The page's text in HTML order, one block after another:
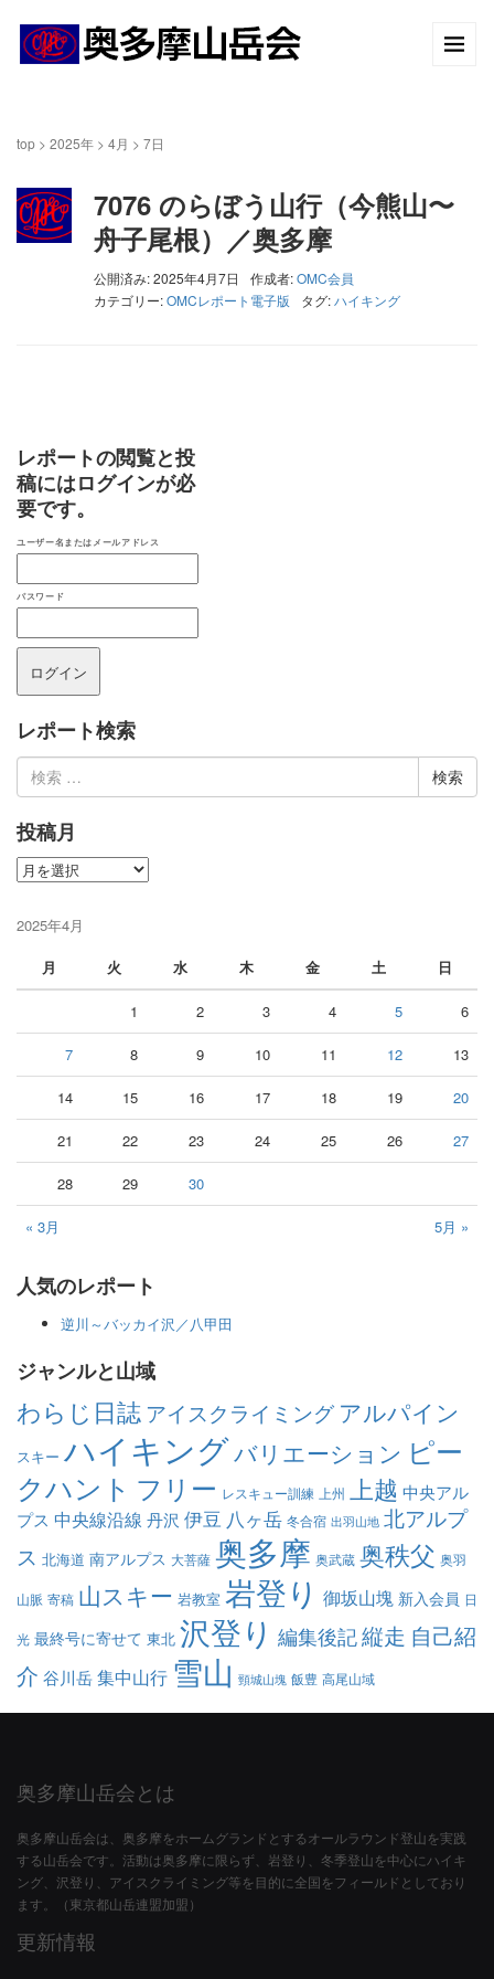
top > 2025年 > 4月 > 7日
7076 のらぼう山行（今熊山〜
舟子尾根）／奥多摩
公開済み: 2025年4月7日 作成者:OMC会員
カテゴリー:OMCレポート電子版 タグ:ハイキング
レポートの閲覧と投
稿にはログインが必
要です。
ユーザー名またはメールアドレス
パスワード
レポート検索
索:
投稿月
投
月
2025年4月
月
火 水 木 金 土 日
« 3月 5月 »
1 2 3 4 5 6
7 8 9 10 11 12 13
14 15 16 17 18 19 20
21 22 23 24 25 26 27
28 29 30
人気のレポート
逆川～バッカイ沢／八甲田
ジャンルと山域
わらじ日誌 アイスクライミング アルパイン
スキー ハイキングバリエーション ピー
クハント フリー レスキュー訓練 上州 上越 中央アル
プス 中央線沿線 丹沢 伊豆 八ヶ岳 冬合宿 出羽山地 北アルプ
ス 北海道 南アルプス 大菩薩 奥多摩 奥武蔵 奥秩父 奥羽
山脈 寄稿 山スキー 岩教室 岩登り 御坂山塊 新入会員 日
光 最終号に寄せて 東北 沢登り 編集後記縦走 自己紹
介 谷川岳集中山行 雪山 頸城山塊 飯豊 高尾山域
奥多摩山岳会とは
奥多摩山岳会は、奥多摩をホームグランドとするオールラウンド登山を実践
する山岳会です。活動は奥多摩に限らず、岩登り、冬季登山を中心にハイキ
ング、沢登り、アイスクライミング等を目的に全国をフィールドとしており
ます。（東京都山岳連盟加盟）
更新情報